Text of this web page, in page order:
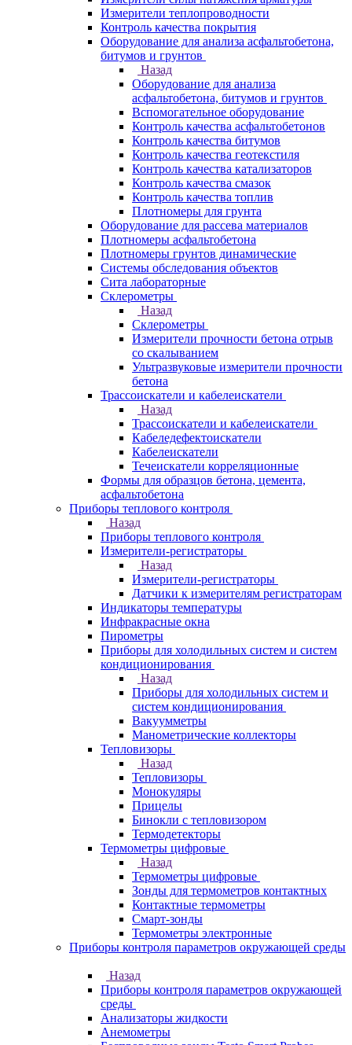
Измерители теплопроводности
Контроль качества покрытия
Оборудование для анализа асфальтобетона,
битумов и грунтов
Назад
Оборудование для анализа
асфальтобетона, битумов и грунтов
Вспомогательное оборудование
Контроль качества асфальтобетонов
Контроль качества битумов
Контроль качества геотекстиля
Контроль качества катализаторов
Контроль качества смазок
Контроль качества топлив
Плотномеры для грунта
Оборудование для рассева материалов
Плотномеры асфальтобетона
Плотномеры грунтов динамические
Системы обследования объектов
Сита лабораторные
Склерометры
Назад
Склерометры
Измерители прочности бетона отрыв
со скалыванием
Ультразвуковые измерители прочности
бетона
Трассоискатели и кабелеискатели
Назад
Трассоискатели и кабелеискатели
Кабеледефектоискатели
Кабелеискатели
Течеискатели корреляционные
Формы для образцов бетона, цемента,
асфальтобетона
Приборы теплового контроля
Назад
Приборы теплового контроля
Измерители-регистраторы
Назад
Измерители-регистраторы
Датчики к измерителям регистраторам
Индикаторы температуры
Инфракрасные окна
Пирометры
Приборы для холодильных систем и систем
кондиционирования
Назад
Приборы для холодильных систем и
систем кондиционирования
Вакуумметры
Манометрические коллекторы
Тепловизоры
Назад
Тепловизоры
Монокуляры
Прицелы
Бинокли с тепловизором
Термодетекторы
Термометры цифровые
Назад
Термометры цифровые
Зонды для термометров контактных
Контактные термометры
Смарт-зонды
Термометры электронные
Приборы контроля параметров окружающей среды
Назад
Приборы контроля параметров окружающей
среды
Анализаторы жидкости
Анемометры